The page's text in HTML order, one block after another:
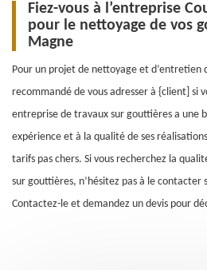
Fiez-vous à l’entreprise
pour le nettoyage de vos
Magne
Pour un projet de nettoyage et d’entretien
recommandé de vous adresser à {client] si
entreprise de travaux sur gouttières a une
expérience et à la qualité de ses
tarifs pas chers. Si vous recherchez la
sur gouttières, n’hésitez pas à le contacter
Contactez-le et demandez un devis pour